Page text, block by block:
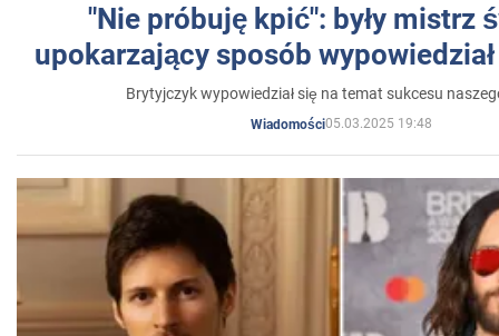
"Nie próbuję kpić": były mistrz
upokarzający sposób
Brytyjczyk wypowiedział się na temat sukcesu
Wiadomości05.03.2025 19:48